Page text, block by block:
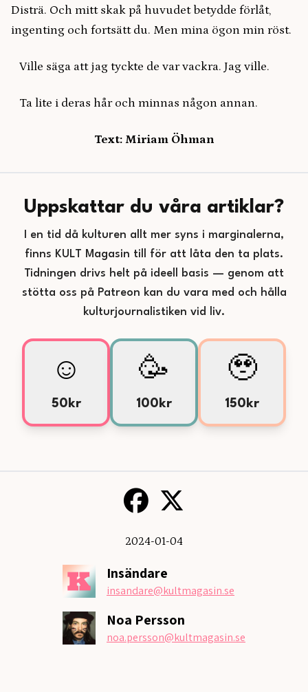
Disträ. Och mitt skak på huvudet betydde förlåt,
ingenting och fortsätt du. Men mina ögon min röst.
Ville säga att jag tyckte de var vackra. Jag ville.
Ta lite i deras hår och minnas någon annan.
Text: Miriam Öhman
Uppskattar du våra artiklar?
I en tid då kulturen allt mer syns i marginalerna,
finns KULT Magasin till för att låta den ta plats.
Tidningen drivs helt på ideell basis — genom att
stötta oss på Patreon kan du vara med och hålla
kulturjournalistiken vid liv.
☺️
50kr
🥳
100kr
🥹
150kr
2024-01-04
Insändare
insandare@kultmagasin.se
Noa Persson
noa.persson@kultmagasin.se